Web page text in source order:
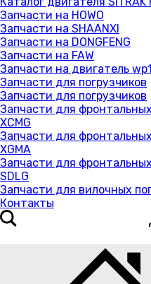
Запчасти на HOWO
Запчасти на SHAANXI
Запчасти на DONGFENG
Запчасти на FAW
Запчасти на двигатель
Запчасти для погрузчиков
Запчасти для погрузчиков
Запчасти для
XCMG
Запчасти для
XGMA
Запчасти для
SDLG
Запчасти для вилочных
Контакты